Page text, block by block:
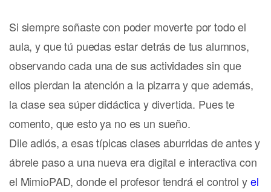
Si siempre soñaste con poder moverte por todo el
aula, y que tú puedas estar detrás de tus alumnos,
observando cada una de sus actividades sin que
ellos pierdan la atención a la pizarra y que además,
la clase sea súper didáctica y divertida. Pues te
comento, que esto ya no es un sueño.
Dile adiós, a esas típicas clases aburridas de antes y
ábrele paso a una nueva era digital e interactiva con
el MimioPAD, donde el profesor tendrá el control yel